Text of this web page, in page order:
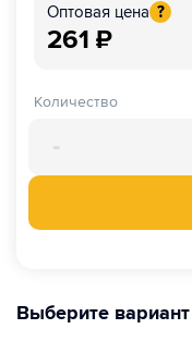
Оптовая цена ?
261 ₽
Количество
-
Выберите вариант